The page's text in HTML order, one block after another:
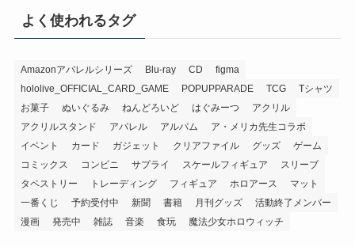
よく使われるタグ
Amazonアパレルシリーズ Blu-ray CD
figma
hololive_OFFICIAL_CARD_GAME
POPUPPARADE TCG
Tシャツ
お菓子
ぬいぐるみ ねんどろいど はぐみーつ
アクリル
アクリルスタンド
アパレル アルバム
ア・メリカ先生コラボ
イベント
カード ガジェット クリアファイル グッズ
ゲーム
コミックス
コンビニ サプライ スケールフィギュア
スリーブ
タペストリー
トレーディング フィギュア ホロアース
マット
一番くじ
予約受付中 新聞 書籍 月刊グッズ
活動終了メンバー
漫画
発売中 雑誌 音楽 食玩 魔法少女ホロウィッチ